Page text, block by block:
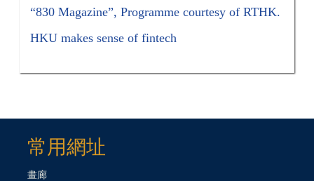
“830 Magazine”, Programme courtesy of RTHK.
HKU makes sense of fintech
常用網址
畫廊